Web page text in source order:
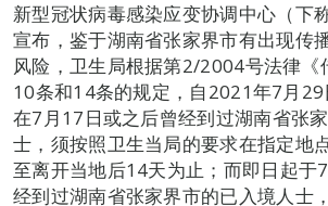
新型冠状病毒感染应变协调中心（下
宣布，鉴于湖南省张家界市有出现传
风险，卫生局根据第2/2004号法律《
10条和14条的规定，自2021年7月
在7月17日或之后曾经到过湖南省张
士，须按照卫生当局的要求在指定地
至离开当地后14天为止；而即日起于
经到过湖南省张家界市的已入境人士